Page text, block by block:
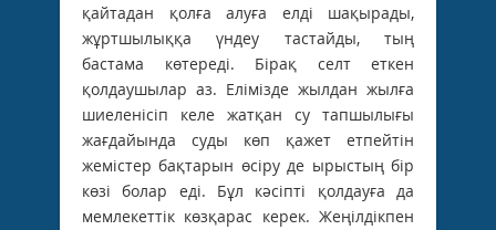
қайтадан қолға алуға елді шақырады,
жұртшылыққа үндеу тастайды, тың
бастама көтереді. Бірақ селт еткен
қолдаушылар аз. Елімізде жылдан жылға
шиеленісіп келе жатқан су тапшылығы
жағдайында суды көп қажет етпейтін
жемістер бақтарын өсіру де ырыстың бір
көзі болар еді. Бұл кәсіпті қолдауға да
мемлекеттік көзқарас керек. Жеңілдікпен